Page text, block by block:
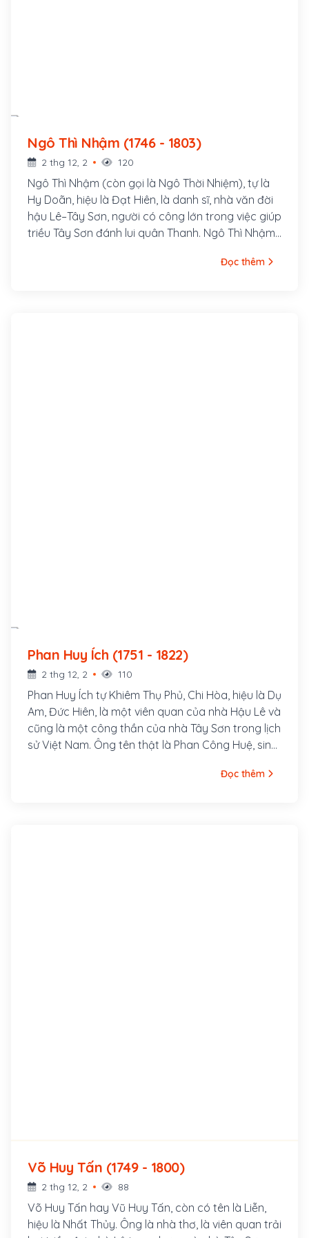
Ngô Thì Nhậm (1746 - 1803)
2 thg 12, 2 120
Ngô Thì Nhậm (còn gọi là Ngô Thời Nhiệm), tự là
Hy Doãn, hiệu là Đạt Hiên, là danh sĩ, nhà văn đời
hậu Lê–Tây Sơn, người có công lớn trong việc giúp
triều Tây Sơn đánh lui quân Thanh. Ngô Thì Nhậm
Ngô Thì Sĩ, người làng Tả Thanh Oai, ngày nay
Đọc thêm
Phan Huy Ích (1751 - 1822)
2 thg 12, 2 110
Phan Huy Ích tự Khiêm Thụ Phủ, Chi Hòa, hiệu là Dụ
Am, Đức Hiên, là một viên quan của nhà Hậu Lê và
cũng là một công thần của nhà Tây Sơn trong lịch
sử Việt Nam. Ông tên thật là Phan Công Huệ, sinh
1 năm 1751) ở làng Thu Hoạch, huyện Thiên Lộc,
Đọc thêm
Võ Huy Tấn (1749 - 1800)
2 thg 12, 2 88
Võ Huy Tấn hay Vũ Huy Tấn, còn có tên là Liễn,
hiệu là Nhất Thủy. Ông là nhà thơ, là viên quan trải